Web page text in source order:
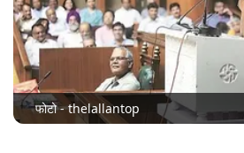
फोटो - thelallantop